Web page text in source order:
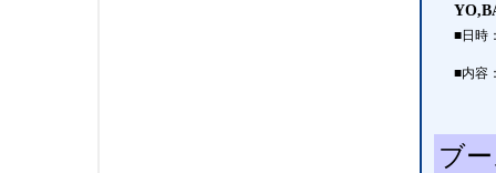
■日時
■内容
ブ